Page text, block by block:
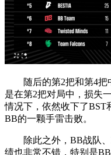
随后的第2把和第4
是在第2把对局中，损失
情况下，依然收下了BST
BB的一颗手雷击败。
除此之外，BB战队
绩也非常不错，特别是